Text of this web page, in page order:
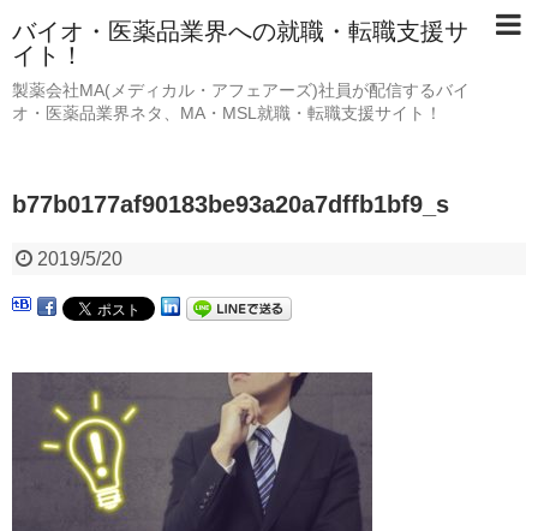
バイオ・医薬品業界への就職・転職支援サ
イト！
製薬会社MA(メディカル・アフェアーズ)社員が配信するバイ
オ・医薬品業界ネタ、MA・MSL就職・転職支援サイト！
b77b0177af90183be93a20a7dffb1bf9_s
2019/5/20